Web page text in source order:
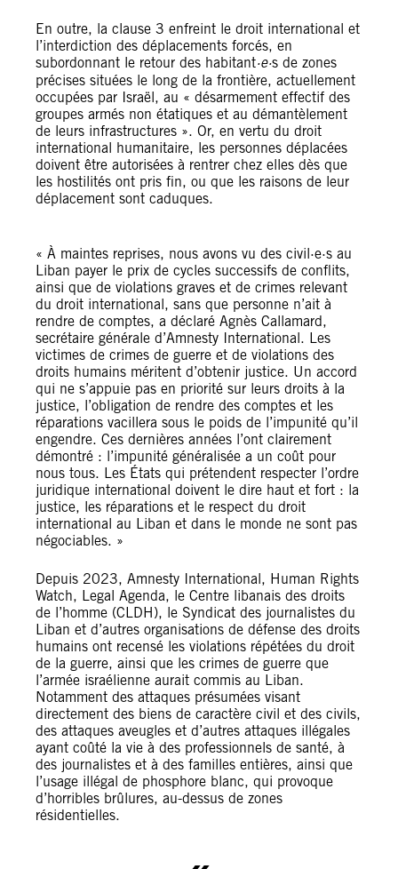
En outre, la clause 3 enfreint le droit international et
l’interdiction des déplacements forcés, en
subordonnant le retour des habitant·e·s de zones
précises situées le long de la frontière, actuellement
occupées par Israël, au « désarmement effectif des
groupes armés non étatiques et au démantèlement
de leurs infrastructures ». Or, en vertu du droit
international humanitaire, les personnes déplacées
doivent être autorisées à rentrer chez elles dès que
les hostilités ont pris fin, ou que les raisons de leur
déplacement sont caduques.
« À maintes reprises, nous avons vu des civil·e·s au
Liban payer le prix de cycles successifs de conflits,
ainsi que de violations graves et de crimes relevant
du droit international, sans que personne n’ait à
rendre de comptes, a déclaré Agnès Callamard,
secrétaire générale d’Amnesty International. Les
victimes de crimes de guerre et de violations des
droits humains méritent d’obtenir justice. Un accord
qui ne s’appuie pas en priorité sur leurs droits à la
justice, l’obligation de rendre des comptes et les
réparations vacillera sous le poids de l’impunité qu’il
engendre. Ces dernières années l’ont clairement
démontré : l’impunité généralisée a un coût pour
nous tous. Les États qui prétendent respecter l’ordre
juridique international doivent le dire haut et fort : la
justice, les réparations et le respect du droit
international au Liban et dans le monde ne sont pas
négociables. »
Depuis 2023, Amnesty International, Human Rights
Watch, Legal Agenda, le Centre libanais des droits
de l’homme (CLDH), le Syndicat des journalistes du
Liban et d’autres organisations de défense des droits
humains ont recensé les violations répétées du droit
de la guerre, ainsi que les crimes de guerre que
l’armée israélienne aurait commis au Liban.
Notamment des attaques présumées visant
directement des biens de caractère civil et des civils,
des attaques aveugles et d’autres attaques illégales
ayant coûté la vie à des professionnels de santé, à
des journalistes et à des familles entières, ainsi que
l’usage illégal de phosphore blanc, qui provoque
d’horribles brûlures, au-dessus de zones
résidentielles.